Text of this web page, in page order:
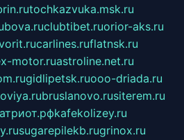
tochkazvuka.msk.ru
clubtibet.ruorior-aks.ru
carlines.ruflatnsk.ru
motor.ruastroline.net.ru
gidlipetsk.ruooo-driada.ru
bruslanovo.rusiterem.ru
kafekolizey.ru
sugarepilekb.rugrinox.ru